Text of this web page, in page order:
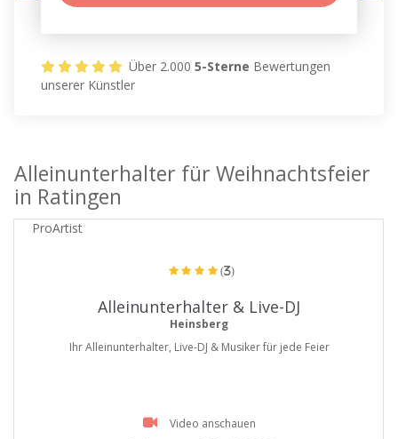
Über 2.0005-Sterne Bewertungen
unserer Künstler
Alleinunterhalter für Weihnachtsfeier
in Ratingen
ProArtist
(3)
Alleinunterhalter & Live-DJ
Heinsberg
Ihr Alleinunterhalter, Live-DJ & Musiker für jede Feier
Video anschauen